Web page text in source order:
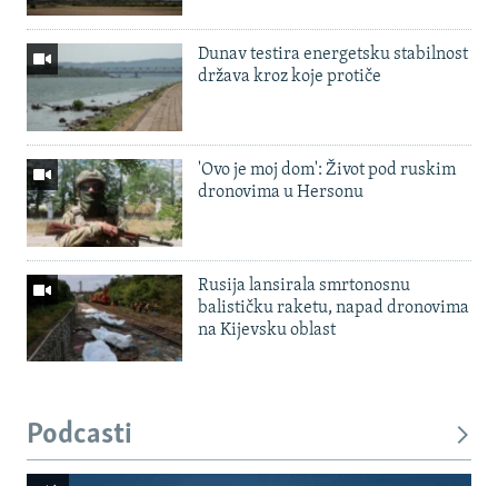
Dunav testira energetsku stabilnost
država kroz koje protiče
'Ovo je moj dom': Život pod ruskim
dronovima u Hersonu
Rusija lansirala smrtonosnu
balističku raketu, napad dronovima
na Kijevsku oblast
Podcasti